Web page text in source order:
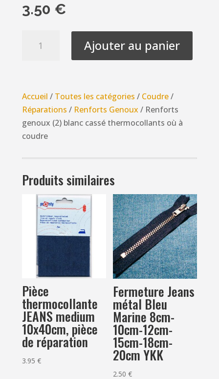
3.50 €
blanc
cassé
thermocollants
où
à
Ajouter au panier
Accueil / Toutes les catégories / Coudre/
Réparations / Renforts Genoux / Renforts
genoux (2) blanc cassé thermocollants où à
coudre
Produits similaires
Pièce
thermocollante
JEANS medium
10x40cm, pièce
de réparation
3.95 €
Fermeture Jeans
métal Bleu
Marine 8cm-
10cm-12cm-
15cm-18cm-
20cm YKK
2.50€